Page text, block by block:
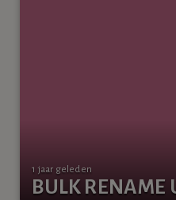
BULK RENAME
1 jaar geleden